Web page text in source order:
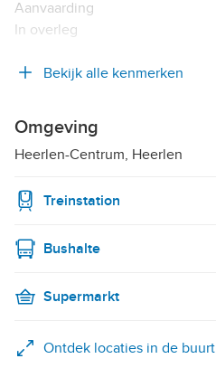
Aanvaarding
In overleg
Bekijk alle kenmerken
Omgeving
Heerlen-Centrum, Heerlen
Treinstation
Bushalte
Supermarkt
Ontdek locaties in de buurt